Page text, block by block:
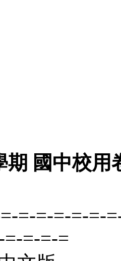
期 國中校
=-=-=-=-=-
=-=-=